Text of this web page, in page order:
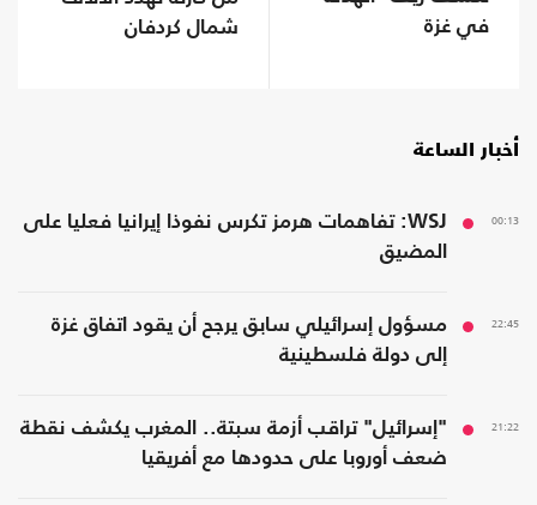
في غزة
شمال كردفان
أخبار الساعة
00:13
WSJ: تفاهمات هرمز تكرس نفوذا إيرانيا فعليا على
المضيق
22:45
مسؤول إسرائيلي سابق يرجح أن يقود اتفاق غزة
إلى دولة فلسطينية
21:22
"إسرائيل" تراقب أزمة سبتة.. المغرب يكشف نقطة
ضعف أوروبا على حدودها مع أفريقيا